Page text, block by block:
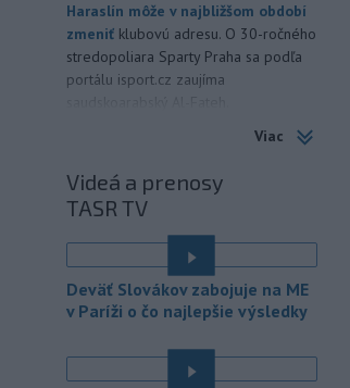
Haraslín môže v najbližšom období
zmeniť klubovú adresu. O 30-ročného
stredopoliara Sparty Praha sa podľa
portálu isport.cz zaujíma
Vo veku 94 rokov zomrela 29.
členka Slovenského komorného
divadla (SKD) v Martine Helena
Národná diaľničná
spoločnosť (NDS) ukončila výmenu
mostného záveru na ľavej strane
bratislavskej diaľnice D2.
Viac
Videá a prenosy
TASR TV
Deväť Slovákov zabojuje na ME
v Paríži o čo najlepšie výsledky